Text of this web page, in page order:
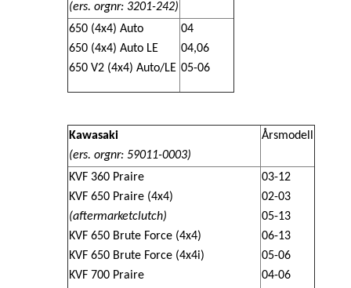
(ers. orgnr: 3201-242)
650 (4x4) Auto
650 (4x4) Auto LE
650 V2 (4x4) Auto/LE
04
04,06
05-06
Kawasaki
(ers. orgnr: 59011-0003)
Årsmodell
KVF 360 Praire
KVF 650 Praire (4x4)
(aftermarketclutch)
KVF 650 Brute Force (4x4)
KVF 650 Brute Force (4x4i)
KVF 700 Praire
03-12
02-03
05-13
06-13
05-06
04-06